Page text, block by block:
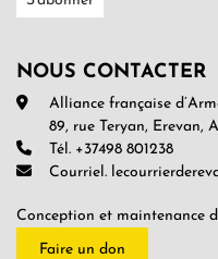
NOUS CONTACTER
Alliance française
89, rue Teryan, Erevan,
Tél. +37498 801238
Courriel.
Conception et maintenance
Faire un don